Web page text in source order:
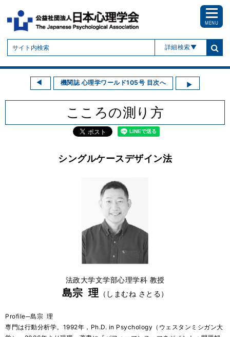
詳細検索
MENU
機関誌 心理学ワールド105号 目次へ
こころの測り方
シングルケースデザイン法
法政大学文学部心理学科 教授
島宗 理 （しまむね さとる）
Profile─島宗 理
専門は行動分析学。1992年，Ph.D. in Psychology（ウェスタンミシガン大